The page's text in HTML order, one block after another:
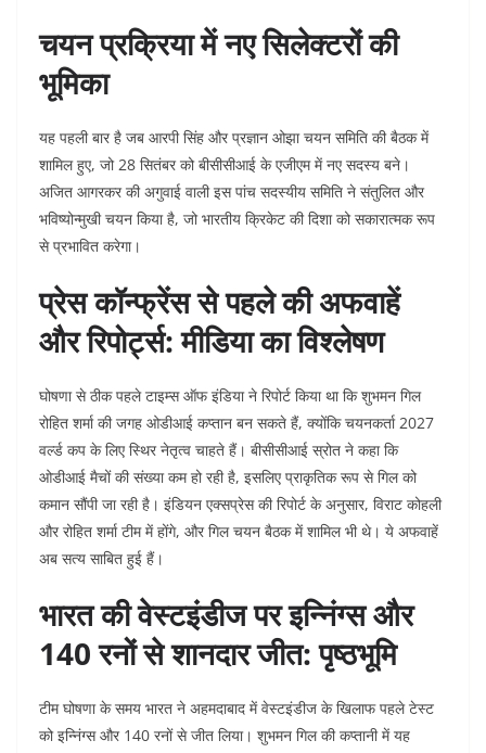
चयन प्रक्रिया में नए सिलेक्टरों की
भूमिका
यह पहली बार है जब आरपी सिंह और प्रज्ञान ओझा चयन समिति की बैठक में
शामिल हुए, जो 28 सितंबर को बीसीसीआई के एजीएम में नए सदस्य बने।
अजित आगरकर की अगुवाई वाली इस पांच सदस्यीय समिति ने संतुलित और
भविष्योन्मुखी चयन किया है, जो भारतीय क्रिकेट की दिशा को सकारात्मक रूप
से प्रभावित करेगा।
प्रेस कॉन्फ्रेंस से पहले की अफवाहें
और रिपोर्ट्स: मीडिया का विश्लेषण
घोषणा से ठीक पहले टाइम्स ऑफ इंडिया ने रिपोर्ट किया था कि शुभमन गिल
रोहित शर्मा की जगह ओडीआई कप्तान बन सकते हैं, क्योंकि चयनकर्ता 2027
वर्ल्ड कप के लिए स्थिर नेतृत्व चाहते हैं। बीसीसीआई स्रोत ने कहा कि
ओडीआई मैचों की संख्या कम हो रही है, इसलिए प्राकृतिक रूप से गिल को
कमान सौंपी जा रही है। इंडियन एक्सप्रेस की रिपोर्ट के अनुसार, विराट कोहली
और रोहित शर्मा टीम में होंगे, और गिल चयन बैठक में शामिल भी थे। ये अफवाहें
अब सत्य साबित हुई हैं।
भारत की वेस्टइंडीज पर इन्निंग्स और
140 रनों से शानदार जीत: पृष्ठभूमि
टीम घोषणा के समय भारत ने अहमदाबाद में वेस्टइंडीज के खिलाफ पहले टेस्ट
को इन्निंग्स और 140 रनों से जीत लिया। शुभमन गिल की कप्तानी में यह